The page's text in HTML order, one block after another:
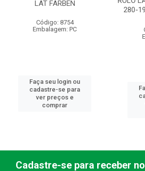
LAT FARBEN
Código: 8754
Embalagem: PC
Faça seu login ou
cadastre-se para
ver preços e
comprar
280-
Cadastre-se para receber